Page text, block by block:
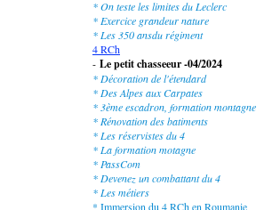
* On teste les limites du Leclerc
* Exercice grandeur nature
* Les 350 ansdu régiment
4 RCh
- Le petit chasseeur -04/2024
* Décoration de l'étendard
* Des Alpes aux Carpates
* 3ème escadron, formation montagne
* Rénovation des batiments
* Les réservistes du 4
* La formation motagne
* PassCom
* Devenez un combattant du 4
* Les métiers
* Immersion du 4 RCh en Roumanie